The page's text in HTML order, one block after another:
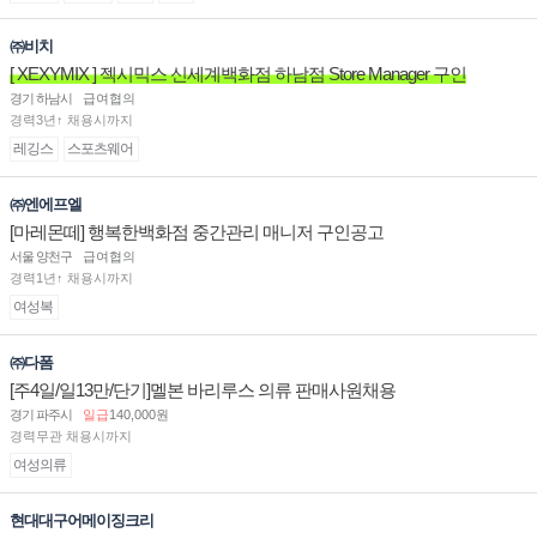
㈜비치
[ XEXYMIX ] 젝시믹스 신세계백화점 하남점 Store Manager 구인
경기 하남시
급여협의
경력3년↑ 채용시까지
레깅스 스포츠웨어
㈜엔에프엘
[마레몬떼] 행복한백화점 중간관리 매니저 구인공고
서울 양천구
급여협의
경력1년↑ 채용시까지
여성복
㈜다폼
[주4일/일13만/단기]멜본 바리루스 의류 판매사원채용
경기 파주시 일급140,000원
경력무관 채용시까지
여성의류
현대대구어메이징크리